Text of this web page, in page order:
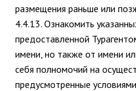
размещения раньше или
4.4.13. Ознакомить
предоставленной
имени, но также от имени
себя полномочий на
предусмотренные